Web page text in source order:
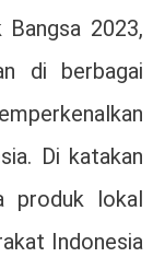
2023,
di berbagai
Di katakan
produk lokal
Indonesia